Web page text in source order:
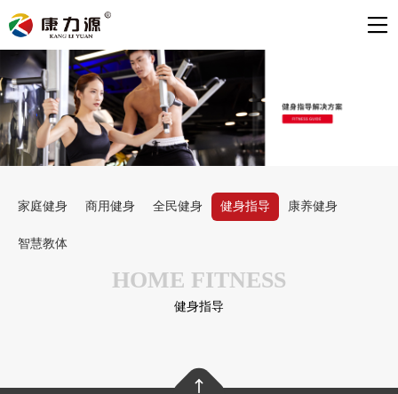
家庭健身 商用健身 全民健身 健身指导 康养健身
智慧教体
HOME FITNESS
健身指导